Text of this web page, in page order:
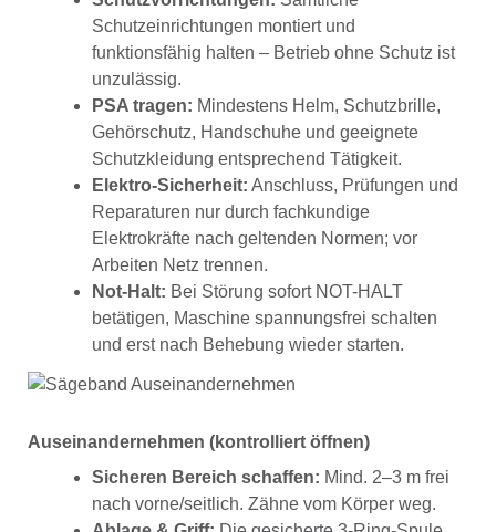
Schutzeinrichtungen montiert und
funktionsfähig halten – Betrieb ohne Schutz ist
unzulässig.
PSA tragen: Mindestens Helm, Schutzbrille,
Gehörschutz, Handschuhe und geeignete
Schutzkleidung entsprechend Tätigkeit.
Elektro-Sicherheit: Anschluss, Prüfungen und
Reparaturen nur durch fachkundige
Elektrokräfte nach geltenden Normen; vor
Arbeiten Netz trennen.
Not-Halt: Bei Störung sofort NOT-HALT
betätigen, Maschine spannungsfrei schalten
und erst nach Behebung wieder starten.
Auseinandernehmen (kontrolliert öffnen)
Sicheren Bereich schaffen: Mind. 2–3 m frei
nach vorne/seitlich. Zähne vom Körper weg.